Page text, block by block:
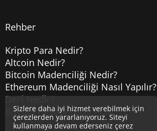
Rehber
Kripto Para Nedir?
Altcoin Nedir?
Bitcoin Madenciliği Nedir?
Ethereum Madenciliği Nasıl Yapılır?
DeFi Nedir?
Bitcoin Hesabı Nasıl Açılır?
Sizlere daha iyi hizmet verebilmek için
çerezlerden yararlanıyoruz. Siteyi
kullanmaya devam ederseniz çerez